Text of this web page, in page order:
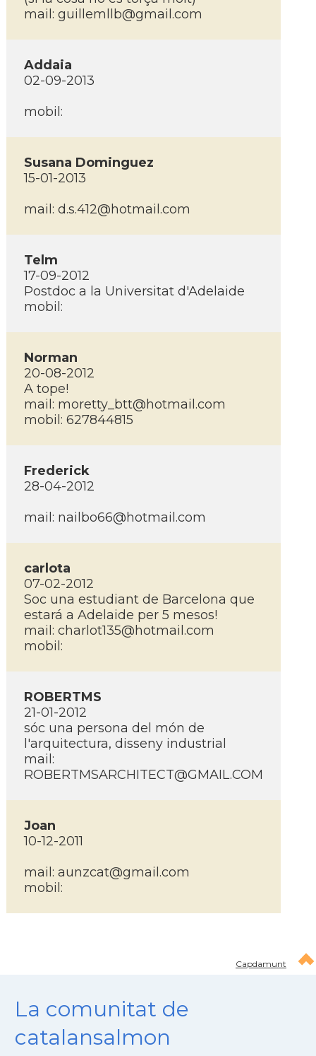
mail: guillemllb@gmail.com
Addaia
02-09-2013
mobil:
Susana Dominguez
15-01-2013
mail: d.s.412@hotmail.com
Telm
17-09-2012
Postdoc a la Universitat d'Adelaide
mobil:
Norman
20-08-2012
A tope!
mail: moretty_btt@hotmail.com
mobil: 627844815
Frederick
28-04-2012
mail: nailbo66@hotmail.com
carlota
07-02-2012
Soc una estudiant de Barcelona que
estará a Adelaide per 5 mesos!
mail: charlot135@hotmail.com
mobil:
ROBERTMS
21-01-2012
sóc una persona del món de
l'arquitectura, disseny industrial
mail:
ROBERTMSARCHITECT@GMAIL.COM
Joan
10-12-2011
mail: aunzcat@gmail.com
mobil:
Capdamunt
La comunitat de
catalansalmon